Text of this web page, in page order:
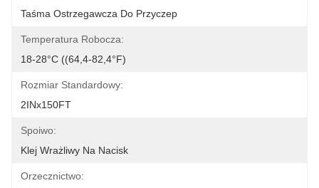
Taśma Ostrzegawcza Do Przyczep
Temperatura Robocza:
18-28°C ((64,4-82,4°F)
Rozmiar Standardowy:
2INx150FT
Spoiwo:
Klej Wrażliwy Na Nacisk
Orzecznictwo: